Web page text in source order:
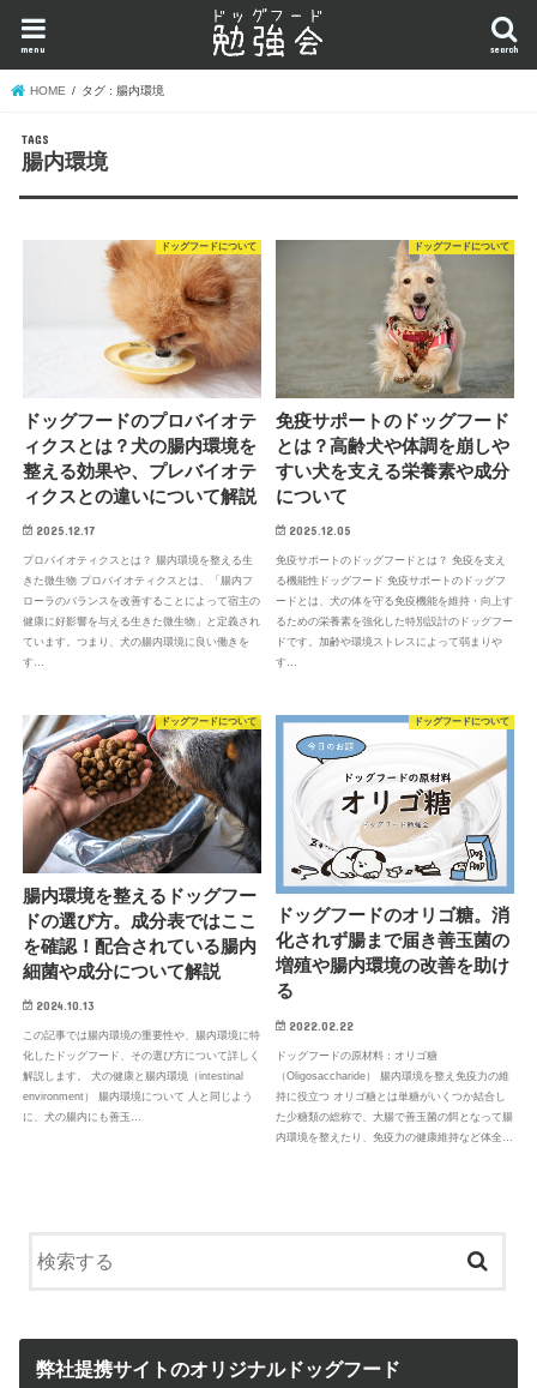
search
menu
HOME タグ : 腸内環境
腸内環境
ドッグフードについて
ドッグフードのプロバイオテ
ィクスとは？犬の腸内環境を
整える効果や、プレバイオテ
ィクスとの違いについて解説
2025.12.17
プロバイオティクスとは？ 腸内環境を整える生
きた微生物 プロバイオティクスとは、「腸内フ
ローラのバランスを改善することによって宿主の
健康に好影響を与える生きた微生物」と定義され
ています。つまり、犬の腸内環境に良い働きを
す…
ドッグフードについて
免疫サポートのドッグフード
とは？高齢犬や体調を崩しや
すい犬を支える栄養素や成分
について
2025.12.05
免疫サポートのドッグフードとは？ 免疫を支え
る機能性ドッグフード 免疫サポートのドッグフ
ードとは、犬の体を守る免疫機能を維持・向上す
るための栄養素を強化した特別設計のドッグフー
ドです。加齢や環境ストレスによって弱まりや
す…
ドッグフードについて
腸内環境を整えるドッグフー
ドの選び方。成分表ではここ
を確認！配合されている腸内
細菌や成分について解説
2024.10.13
この記事では腸内環境の重要性や、腸内環境に特
化したドッグフード、その選び方について詳しく
解説します。 犬の健康と腸内環境（intestinal
environment） 腸内環境について 人と同じよう
に、犬の腸内にも善玉…
ドッグフードについて
ドッグフードのオリゴ糖。消
化されず腸まで届き善玉菌の
増殖や腸内環境の改善を助け
る
2022.02.22
ドッグフードの原材料：オリゴ糖
（Oligosaccharide） 腸内環境を整え免疫力の維
持に役立つ オリゴ糖とは単糖がいくつか結合し
た少糖類の総称で、大腸で善玉菌の餌となって腸
内環境を整えたり、免疫力の健康維持など体全…
弊社提携サイトのオリジナルドッグフード